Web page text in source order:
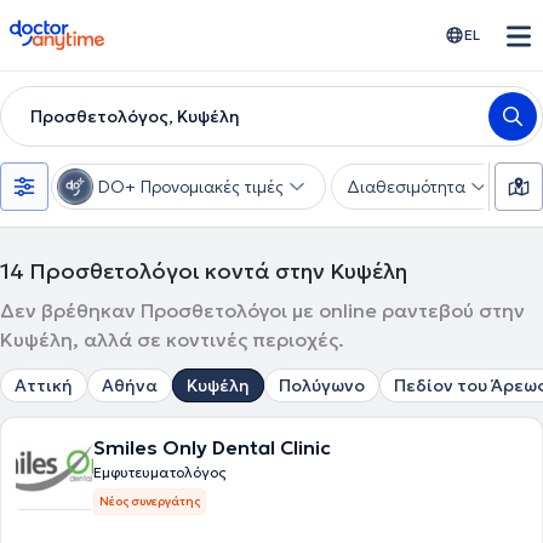
doctoranytime EL
Προσθετολόγος, Κυψέλη
DO+ Προνομιακές τιμές Διαθεσιμότητα
14 Προσθετολόγοι κοντά στην Κυψέλη
Δεν βρέθηκαν Προσθετολόγοι με online ραντεβού στην
Κυψέλη, αλλά σε κοντινές περιοχές.
Αττική Αθήνα Κυψέλη Πολύγωνο Πεδίον του
Smiles Only Dental Clinic
Εμφυτευματολόγος
Νέος συνεργάτης